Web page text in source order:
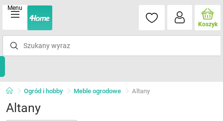
Menu
Koszyk
Ogród i hobby Meble ogrodowe Altany
Altany